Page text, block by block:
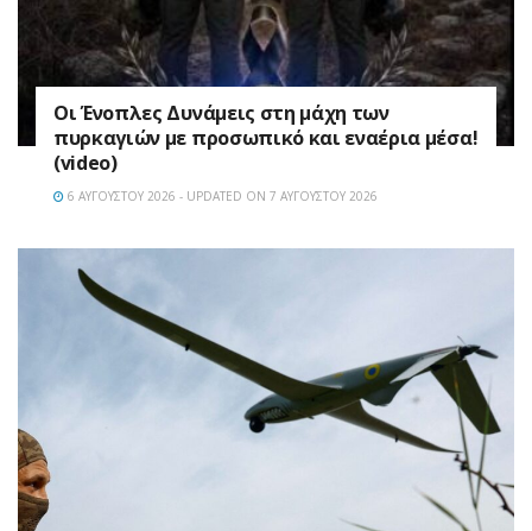
Οι Ένοπλες Δυνάμεις στη μάχη των
πυρκαγιών με προσωπικό και εναέρια μέσα!
(video)
6 ΑΥΓΟΎΣΤΟΥ 2026 - UPDATED ON 7 ΑΥΓΟΎΣΤΟΥ 2026